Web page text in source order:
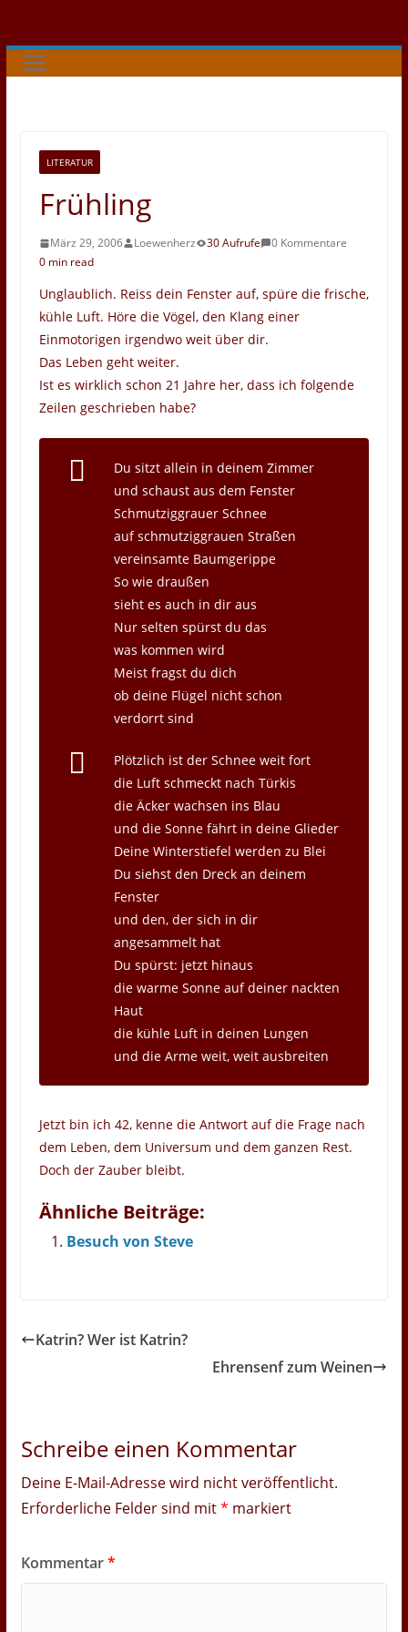
Inhalt
springen
LITERATUR
Frühling
März 29, 2006 Loewenherz 30 Aufrufe
0 Kommentare
0 min read
Unglaublich. Reiss dein Fenster auf, spüre die frische,
kühle Luft. Höre die Vögel, den Klang einer
Einmotorigen irgendwo weit über dir.
Das Leben geht weiter.
Ist es wirklich schon 21 Jahre her, dass ich folgende
Zeilen geschrieben habe?
Du sitzt allein in deinem Zimmer
und schaust aus dem Fenster
Schmutziggrauer Schnee
auf schmutziggrauen Straßen
vereinsamte Baumgerippe
So wie draußen
sieht es auch in dir aus
Nur selten spürst du das
was kommen wird
Meist fragst du dich
ob deine Flügel nicht schon
verdorrt sind
Plötzlich ist der Schnee weit fort
die Luft schmeckt nach Türkis
die Äcker wachsen ins Blau
und die Sonne fährt in deine Glieder
Deine Winterstiefel werden zu Blei
Du siehst den Dreck an deinem
Fenster
und den, der sich in dir
angesammelt hat
Du spürst: jetzt hinaus
die warme Sonne auf deiner nackten
Haut
die kühle Luft in deinen Lungen
und die Arme weit, weit ausbreiten
Jetzt bin ich 42, kenne die Antwort auf die Frage nach
dem Leben, dem Universum und dem ganzen Rest.
Doch der Zauber bleibt.
Ähnliche Beiträge:
Besuch von Steve
Katrin? Wer ist Katrin?
Ehrensenf zum Weinen
Schreibe einen Kommentar
Deine E-Mail-Adresse wird nicht veröffentlicht.
Erforderliche Felder sind mit* markiert
Kommentar*